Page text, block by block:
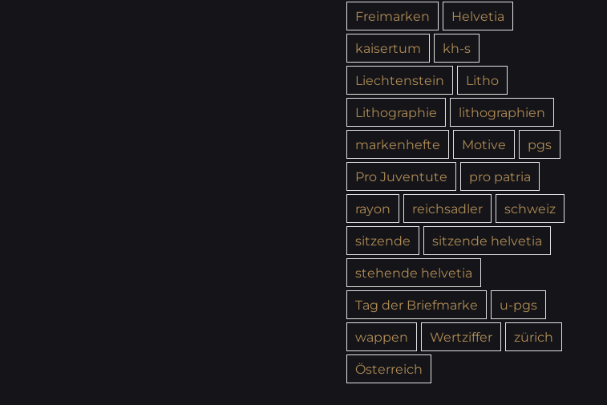
Freimarken
Helvetia
kaisertum
kh-s
Liechtenstein
Litho
Lithographie
lithographien
markenhefte
Motive
pgs
Pro Juventute
pro patria
rayon
reichsadler
schweiz
sitzende
sitzende helvetia
stehende helvetia
Tag der Briefmarke
u-pgs
wappen
Wertziffer
zürich
Österreich